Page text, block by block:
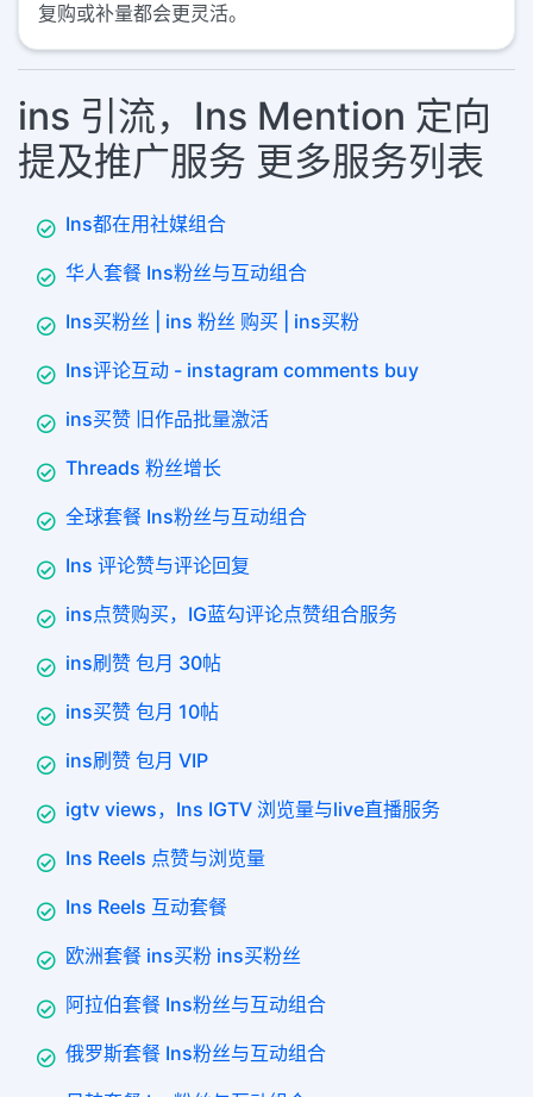
复购或补量都会更灵活。
ins 引流，Ins Mention 定向
提及推广服务 更多服务列表
Ins都在用社媒组合
华人套餐 Ins粉丝与互动组合
Ins买粉丝 | ins 粉丝 购买 | ins买粉
Ins评论互动 - instagram comments buy
ins买赞 旧作品批量激活
Threads 粉丝增长
全球套餐 Ins粉丝与互动组合
Ins 评论赞与评论回复
ins点赞购买，IG蓝勾评论点赞组合服务
ins刷赞 包月 30帖
ins买赞 包月 10帖
ins刷赞 包月 VIP
igtv views，Ins IGTV 浏览量与live直播服务
Ins Reels 点赞与浏览量
Ins Reels 互动套餐
欧洲套餐 ins买粉 ins买粉丝
阿拉伯套餐 Ins粉丝与互动组合
俄罗斯套餐 Ins粉丝与互动组合